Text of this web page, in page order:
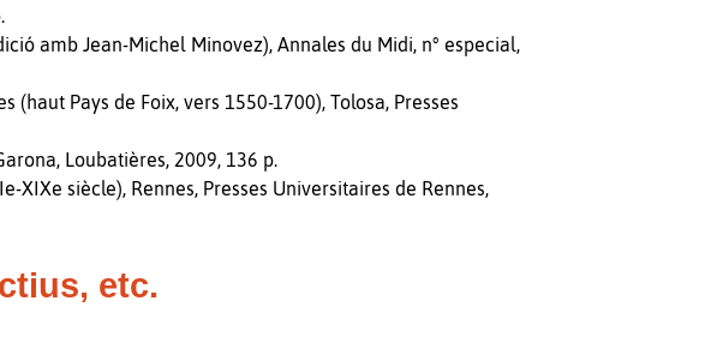
amb Jean-Michel Minovez), Annales du Midi, n° especial,
Pays de Foix, vers 1550-1700), Tolosa, Presses
Loubatières, 2009, 136 p.
siècle), Rennes, Presses Universitaires de Rennes,
etc.